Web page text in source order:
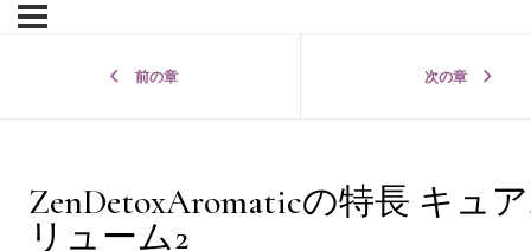
前の章 次の章
ZenDetoxAromaticの特長 キュ
リューム2